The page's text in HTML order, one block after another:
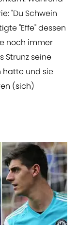
"Du Schwein
"Effe" dessen
noch immer
Strunz seine
hatte und sie
(sich)